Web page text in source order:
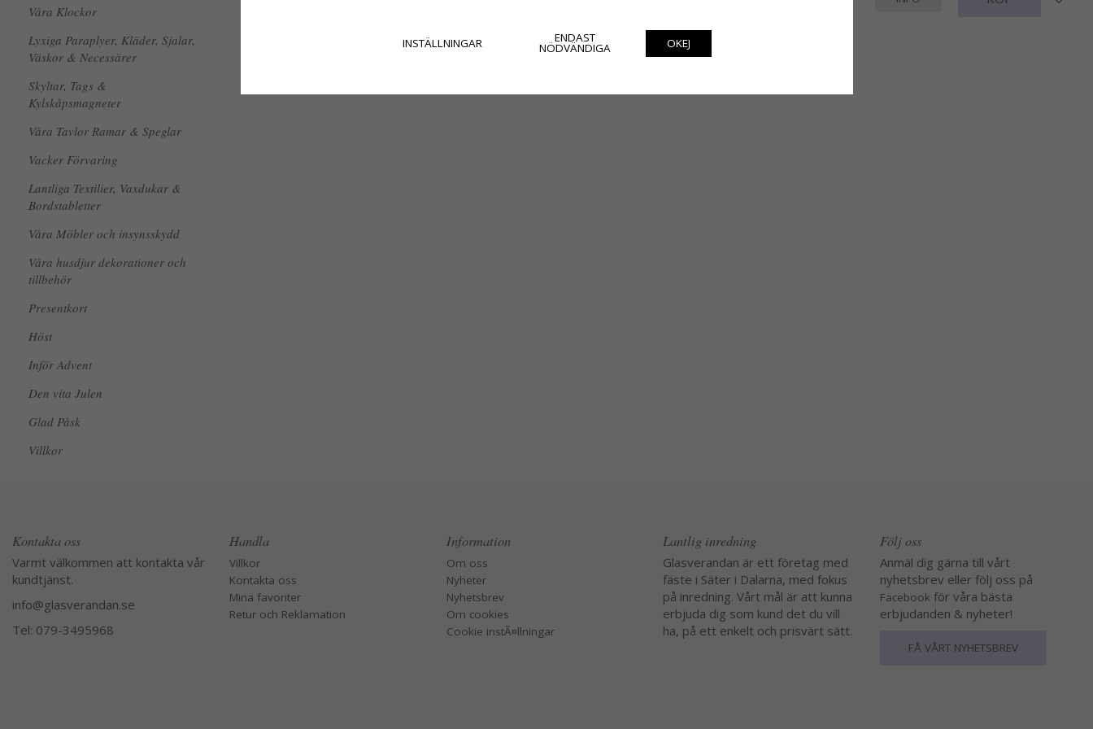
Våra Klockor
Lyxiga Paraplyer, Kläder, Sjalar,
Väskor & Necessärer
Skyltar, Tags &
Kylskåpsmagneter
Våra Tavlor Ramar & Speglar
Vacker Förvaring
Lantliga Textilier, Vaxdukar &
Bordstabletter
Våra Möbler och insynsskydd
Våra husdjur dekorationer och
tillbehör
Presentkort
Höst
Inför Advent
Den vita Julen
Glad Påsk
Villkor
Kontakta oss
Varmt välkommen att kontakta vår
kundtjänst.
info@glasverandan.se
Tel: 079-3495968
Handla
Villkor
Kontakta oss
Mina favoriter
Retur och Reklamation
Information
Om oss
Nyheter
Nyhetsbrev
Om cookies
Cookie instÃ¤llningar
Lantlig inredning
Glasverandan är ett företag med
fäste i Säter i Dalarna, med fokus
på inredning. Vårt mål är att kunna
erbjuda dig som kund det du vill
ha, på ett enkelt och prisvärt sätt.
Följ oss
Anmäl dig gärna till vårt
nyhetsbrev eller följ oss på
Facebook för våra bästa
erbjudanden & nyheter!
FÅ VÅRT NYHETSBREV
INSTÄLLNINGAR ENDAST
NÖDVÄNDIGA OKEJ